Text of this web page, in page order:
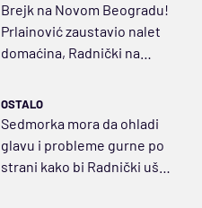
Brejk na Novom Beogradu!
Prlainović zaustavio nalet
domaćina, Radnički na
OSTALO
Sedmorka mora da ohladi
glavu i probleme gurne po
strani kako bi Radnički ušao